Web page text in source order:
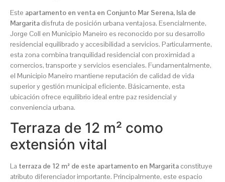
Este apartamento en venta en Conjunto Mar Serena, Isla de
Margarita disfruta de posición urbana ventajosa. Esencialmente,
Jorge Coll en Municipio Maneiro es reconocido por su desarrollo
residencial equilibrado y accesibilidad a servicios. Particularmente,
esta zona combina tranquilidad residencial con proximidad a
comercios, transporte y servicios esenciales. Fundamentalmente,
el Municipio Maneiro mantiene reputación de calidad de vida
superior y gestión municipal eficiente. Básicamente, esta
ubicación ofrece equilibrio ideal entre paz residencial y
conveniencia urbana.
Terraza de 12 m² como
extensión vital
La terraza de 12 m² de este apartamento en Margarita constituye
atributo diferenciador importante. Principalmente, este espacio